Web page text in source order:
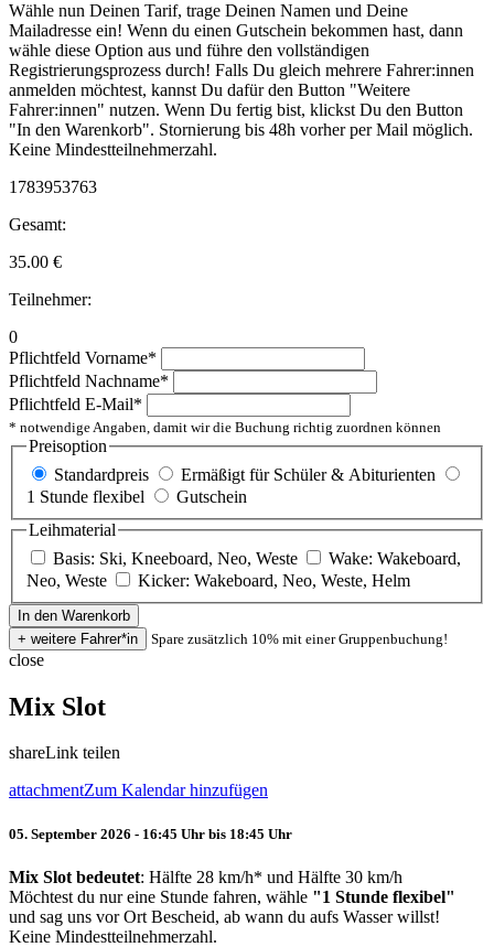
Wähle nun Deinen Tarif, trage Deinen Namen und Deine
Mailadresse ein! Wenn du einen Gutschein bekommen hast, dann
wähle diese Option aus und führe den vollständigen
Registrierungsprozess durch! Falls Du gleich mehrere Fahrer:innen
anmelden möchtest, kannst Du dafür den Button "Weitere
Fahrer:innen" nutzen. Wenn Du fertig bist, klickst Du den Button
"In den Warenkorb". Stornierung bis 48h vorher per Mail möglich.
Keine Mindestteilnehmerzahl.
1783953763
Gesamt:
35.00 €
Teilnehmer:
0
Pflichtfeld Vorname*
Pflichtfeld Nachname*
Pflichtfeld E-Mail*
* notwendige Angaben, damit wir die Buchung richtig zuordnen können
Preisoption
Standardpreis
Ermäßigt für Schüler & Abiturienten
1 Stunde flexibel
Gutschein
Leihmaterial
Basis: Ski, Kneeboard, Neo, Weste
Wake: Wakeboard,
Neo, Weste
Kicker: Wakeboard, Neo, Weste, Helm
Spare zusätzlich 10% mit einer Gruppenbuchung!
close
Mix Slot
shareLink teilen
attachmentZum Kalendar hinzufügen
05. September 2026 - 16:45 Uhr bis 18:45 Uhr
Mix Slot bedeutet: Hälfte 28 km/h* und Hälfte 30 km/h
Möchtest du nur eine Stunde fahren, wähle "1 Stunde flexibel"
und sag uns vor Ort Bescheid, ab wann du aufs Wasser willst!
Keine Mindestteilnehmerzahl.